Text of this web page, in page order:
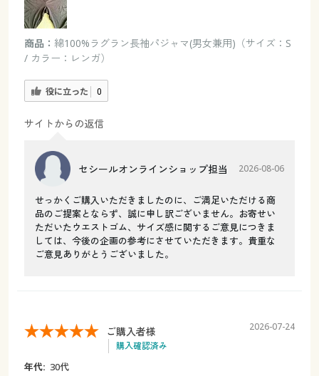
商品： 綿100%ラグラン長袖パジャマ(男女兼用)（サイズ：S
/ カラー：レンガ）
役に立った 0
サイトからの返信
セシールオンラインショップ担当 2026-08-06
せっかくご購入いただきましたのに、ご満足いただける商
品のご提案とならず、誠に申し訳ございません。お寄せい
ただいたウエストゴム、サイズ感に関するご意見につきま
しては、今後の企画の参考にさせていただきます。貴重な
ご意見ありがとうございました。
ご購入者様
購入確認済み
2026-07-24
年代: 30代